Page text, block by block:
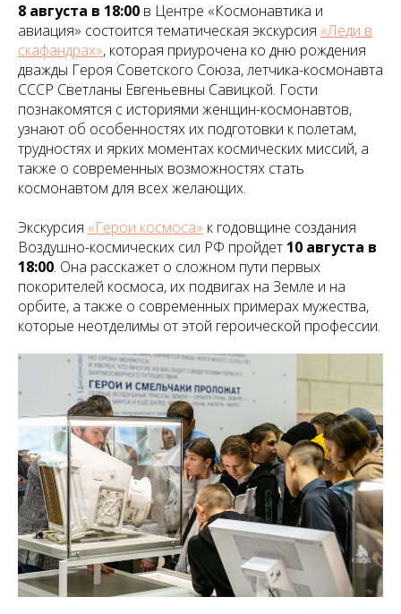
8 августа в 18:00 в Центре «Космонавтика и
авиация» состоится тематическая экскурсия «Леди в
скафандрах», которая приурочена ко дню рождения
дважды Героя Советского Союза, летчика-космонавта
СССР Светланы Евгеньевны Савицкой. Гости
познакомятся с историями женщин-космонавтов,
узнают об особенностях их подготовки к полетам,
трудностях и ярких моментах космических миссий, а
также о современных возможностях стать
космонавтом для всех желающих.
Экскурсия «Герои космоса» к годовщине создания
Воздушно-космических сил РФ пройдет 10 августа в
18:00. Она расскажет о сложном пути первых
покорителей космоса, их подвигах на Земле и на
орбите, а также о современных примерах мужества,
которые неотделимы от этой героической профессии.